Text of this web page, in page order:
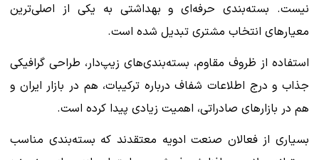
نیست. بسته‌بندی حرفه‌ای و بهداشتی به یکی از اصلی‌ترین
معیارهای انتخاب مشتری تبدیل شده است.
استفاده از ظروف مقاوم، بسته‌بندی‌های زیپ‌دار، طراحی گرافیکی
جذاب و درج اطلاعات شفاف درباره ترکیبات، هم در بازار ایران و
هم در بازارهای صادراتی، اهمیت زیادی پیدا کرده است.
بسیاری از فعالان صنعت ادویه معتقدند که بسته‌بندی مناسب